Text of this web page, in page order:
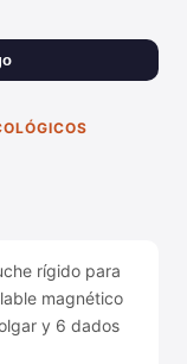
rígido para
magnético
y 6 dados